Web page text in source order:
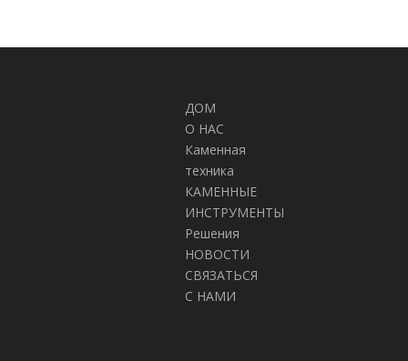
ДОМ
О НАС
Каменная
техника
КАМЕННЫЕ
ИНСТРУМЕНТЫ
Решения
НОВОСТИ
СВЯЗАТЬСЯ
С НАМИ